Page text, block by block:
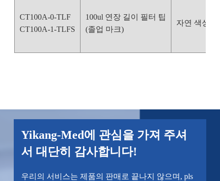
CT100A-0-TLF
CT100A-1-TLFS
100ul 연장 길이 필터 팁
(졸업 마크)
자연 색상
Yikang-Med에 관심을 가져 주셔
서 대단히 감사합니다!
우리의 서비스는 제품의 판매로 끝나지 않으며, pls